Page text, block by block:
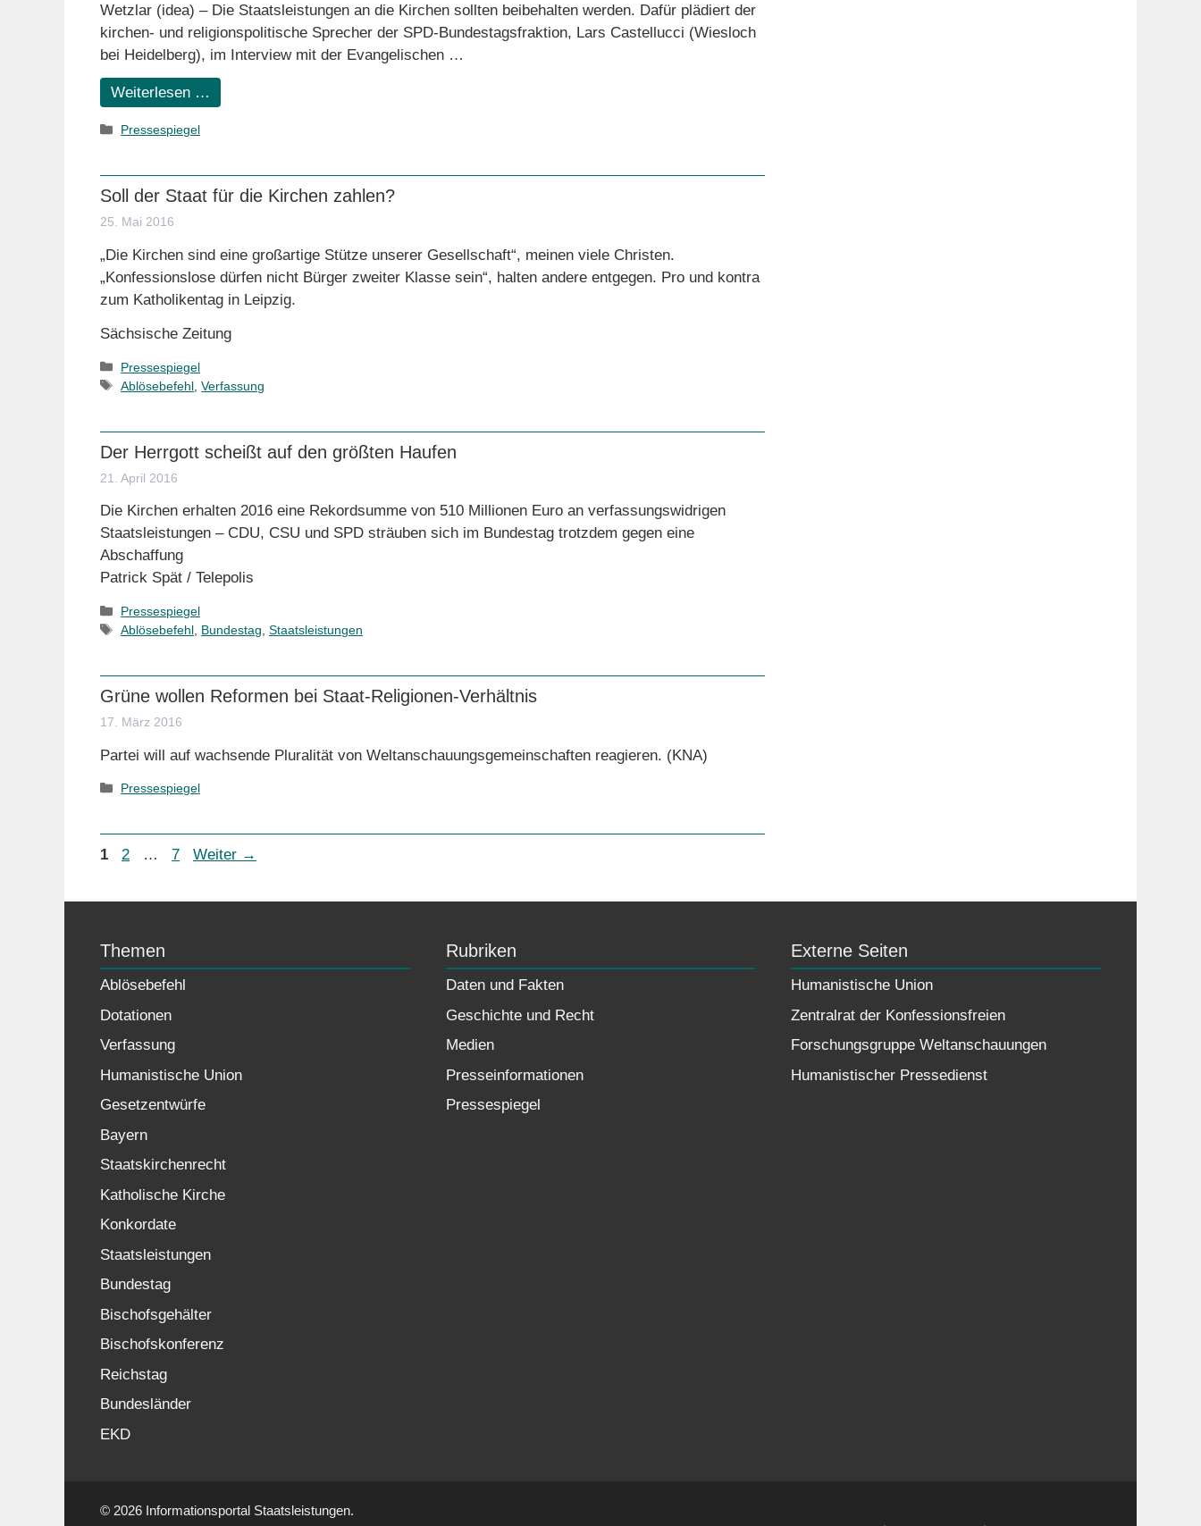
Wetzlar (idea) – Die Staatsleistungen an die Kirchen sollten beibehalten werden. Dafür plädiert der
kirchen- und religionspolitische Sprecher der SPD-Bundestagsfraktion, Lars Castellucci (Wiesloch
bei Heidelberg), im Interview mit der Evangelischen …
Weiterlesen …
Kategorien
Pressespiegel
Soll der Staat für die Kirchen zahlen?
25. Mai 2016
„Die Kirchen sind eine großartige Stütze unserer Gesellschaft“, meinen viele Christen.
„Konfessionslose dürfen nicht Bürger zweiter Klasse sein“, halten andere entgegen. Pro und kontra
zum Katholikentag in Leipzig.
Sächsische Zeitung
Kategorien
Pressespiegel
Schlagwörter
Ablösebefehl ,Verfassung
Der Herrgott scheißt auf den größten Haufen
21. April 2016
Die Kirchen erhalten 2016 eine Rekordsumme von 510 Millionen Euro an verfassungswidrigen
Staatsleistungen – CDU, CSU und SPD sträuben sich im Bundestag trotzdem gegen eine
Abschaffung
Patrick Spät / Telepolis
Kategorien
Pressespiegel
Schlagwörter
Ablösebefehl Bundestag ,Staatsleistungen
Grüne wollen Reformen bei Staat-Religionen-Verhältnis
17. März 2016
Partei will auf wachsende Pluralität von Weltanschauungsgemeinschaften reagieren. (KNA)
Kategorien
Pressespiegel
Seite
1 Seite
2 … Seite
7 Weiter →
Themen
Ablösebefehl
Dotationen
Verfassung
Humanistische Union
Gesetzentwürfe
Bayern
Staatskirchenrecht
Katholische Kirche
Konkordate
Staatsleistungen
Bundestag
Bischofsgehälter
Bischofskonferenz
Reichstag
Bundesländer
EKD
Rubriken
Daten und Fakten
Geschichte und Recht
Medien
Presseinformationen
Pressespiegel
Externe Seiten
Humanistische Union
Zentralrat der Konfessionsfreien
Forschungsgruppe Weltanschauungen
Humanistischer Pressedienst
© 2026 Informationsportal Staatsleistungen.